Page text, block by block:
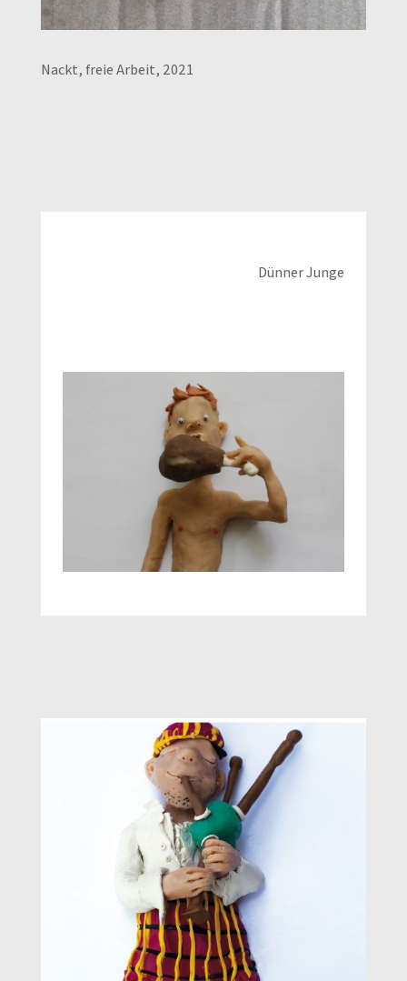
Nackt, freie Arbeit, 2021
Dünner Junge